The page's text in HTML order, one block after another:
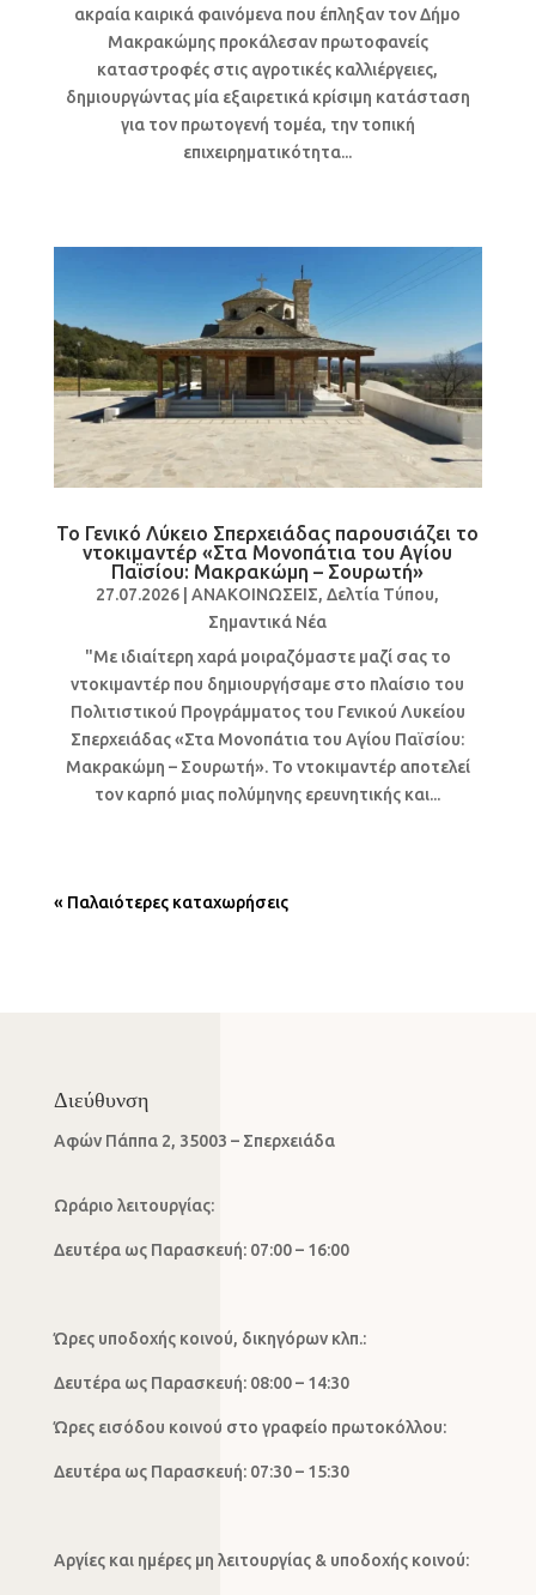
ακραία καιρικά φαινόμενα που έπληξαν τον Δήμο
Μακρακώμης προκάλεσαν πρωτοφανείς
καταστροφές στις αγροτικές καλλιέργειες,
δημιουργώντας μία εξαιρετικά κρίσιμη κατάσταση
για τον πρωτογενή τομέα, την τοπική
επιχειρηματικότητα...
Το Γενικό Λύκειο Σπερχειάδας παρουσιάζει το
ντοκιμαντέρ «Στα Μονοπάτια του Αγίου
Παϊσίου: Μακρακώμη – Σουρωτή»
27.07.2026 |ΑΝΑΚΟΙΝΩΣΕΙΣ,Δελτία Τύπου,
Σημαντικά Νέα
"Με ιδιαίτερη χαρά μοιραζόμαστε μαζί σας το
ντοκιμαντέρ που δημιουργήσαμε στο πλαίσιο του
Πολιτιστικού Προγράμματος του Γενικού Λυκείου
Σπερχειάδας «Στα Μονοπάτια του Αγίου Παϊσίου:
Μακρακώμη – Σουρωτή». Το ντοκιμαντέρ αποτελεί
τον καρπό μιας πολύμηνης ερευνητικής και...
« Παλαιότερες καταχωρήσεις
Διεύθυνση
Αφών Πάππα 2, 35003 – Σπερχειάδα
Ωράριο λειτουργίας:
Δευτέρα ως Παρασκευή: 07:00 – 16:00
Ώρες υποδοχής κοινού, δικηγόρων κλπ.:
Δευτέρα ως Παρασκευή: 08:00 – 14:30
Ώρες εισόδου κοινού στο γραφείο πρωτοκόλλου:
Δευτέρα ως Παρασκευή: 07:30 – 15:30
Αργίες και ημέρες μη λειτουργίας & υποδοχής κοινού: